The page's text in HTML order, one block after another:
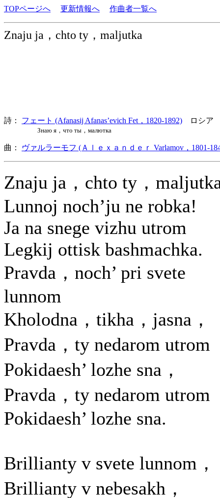
TOPページへ 更新情報へ 作曲者一覧へ
Znaju ja，chto ty，maljutka
詩： フェート (Afanasij Afanas’evich Fet，1820-1892) ロシア
Знаю я，что ты，малютка
曲： ヴァルラーモフ (Ａｌｅｘａｎｄｅｒ Varlamov，1801-
Znaju ja，chto ty，
Lunnoj noch’ju ne robka!
Ja na snege vizhu utrom
Legkij ottisk bashmachka.
Pravda，noch’ pri svete
lunnom
Kholodna，tikha，jasna，
Pravda，ty nedarom utrom
Pokidaesh’ lozhe sna，
Pravda，ty nedarom utrom
Pokidaesh’ lozhe sna.
Brillianty v svete lunnom，
Brillianty v nebesakh，